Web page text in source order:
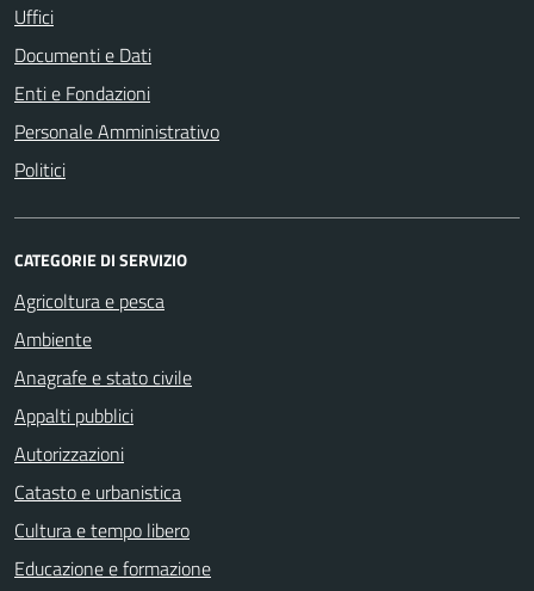
Uffici
Documenti e Dati
Enti e Fondazioni
Personale Amministrativo
Politici
CATEGORIE DI SERVIZIO
Agricoltura e pesca
Ambiente
Anagrafe e stato civile
Appalti pubblici
Autorizzazioni
Catasto e urbanistica
Cultura e tempo libero
Educazione e formazione